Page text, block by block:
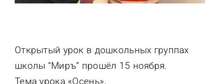
Открытый урок в дошкольных группах
школы “Миръ” прошёл 15 ноября.
Тема урока «Осень».